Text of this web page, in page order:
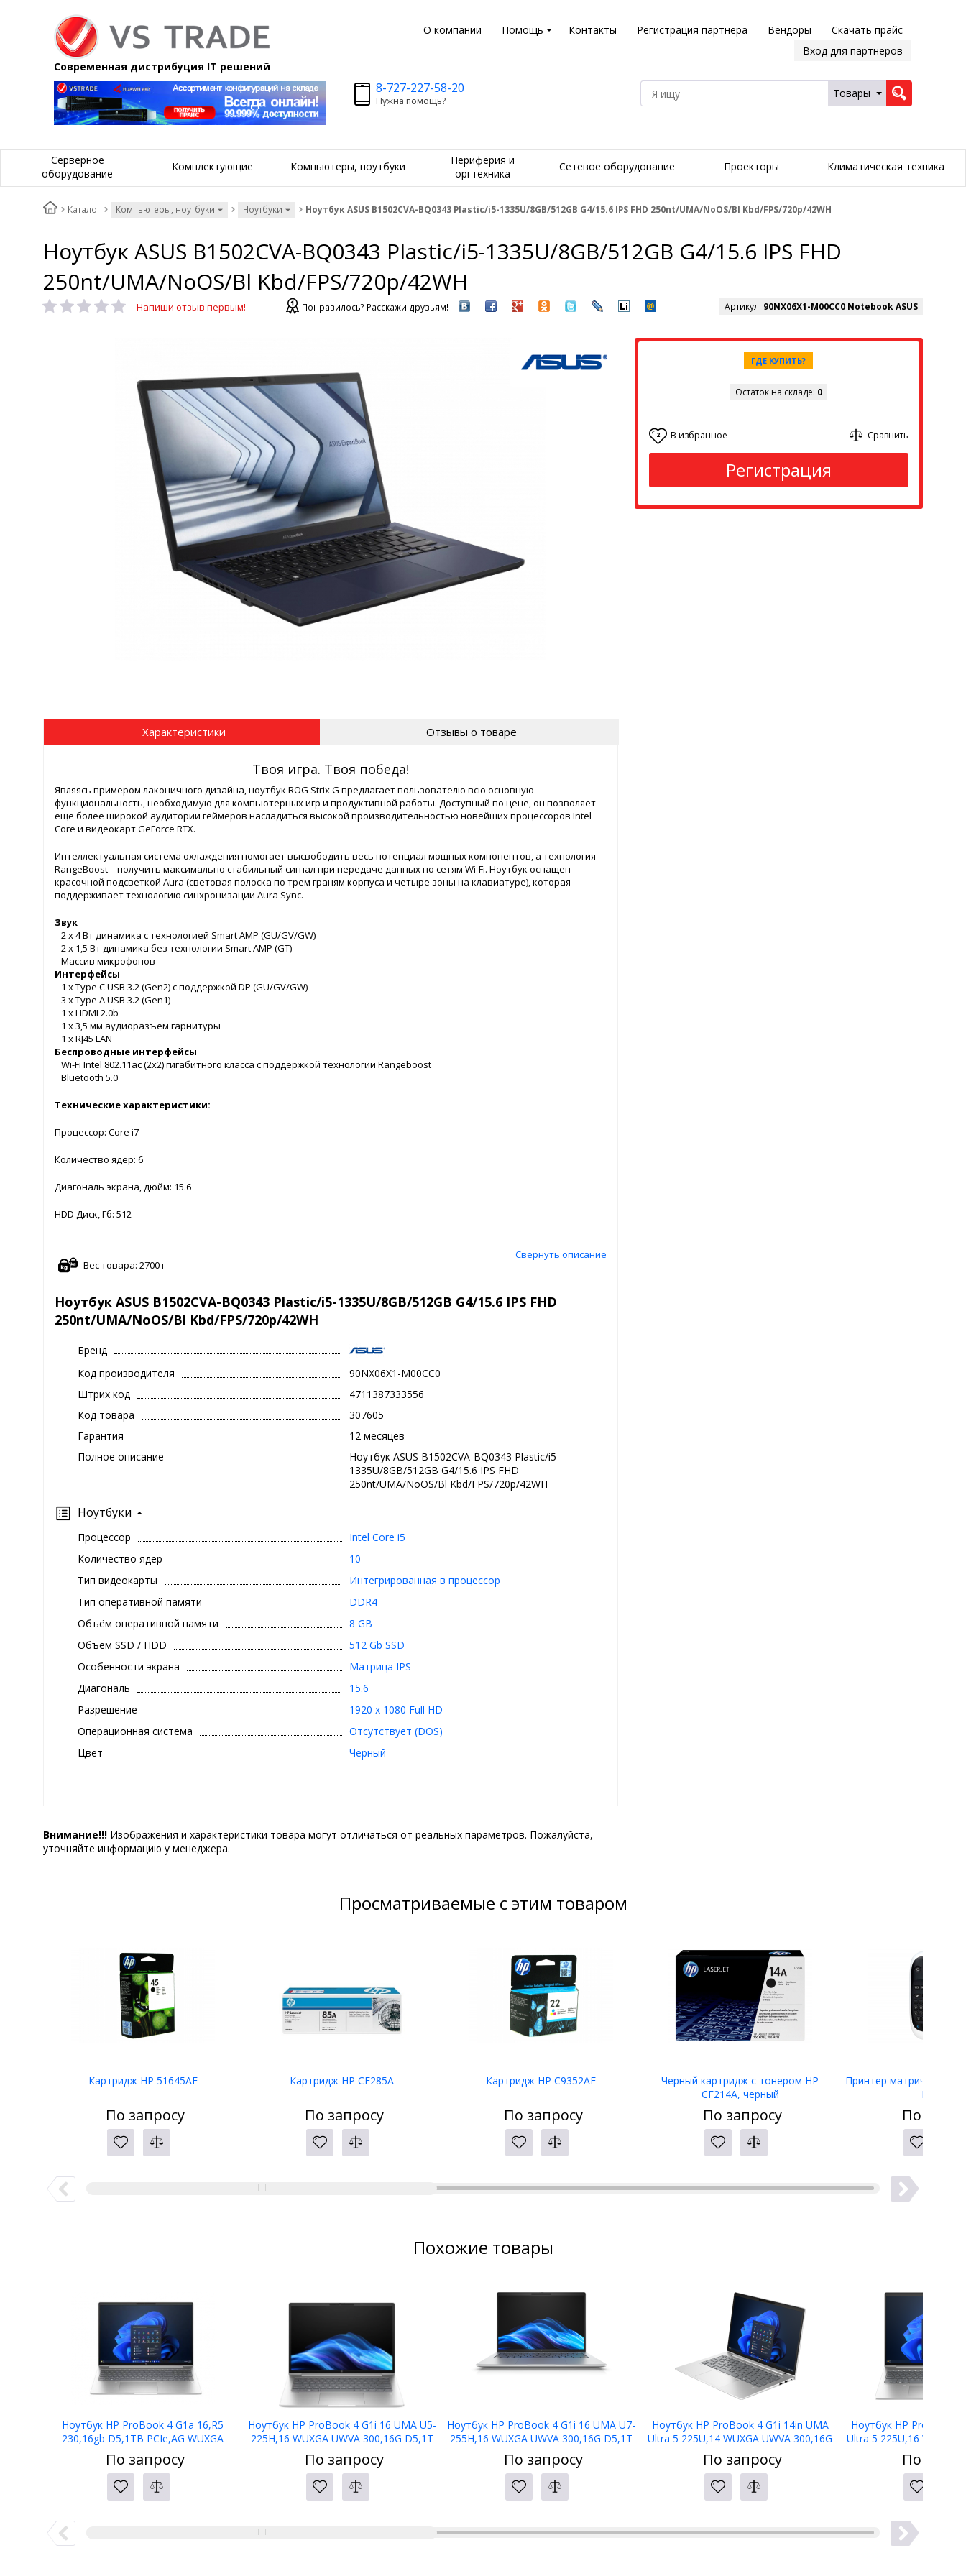
О компании Помощь Контакты Регистрация партнера Вендоры
Скачать прайс
Вход для партнеров
Современная дистрибуция IT решений
8-727-227-58-20
Нужна помощь?
Товары
Серверное
оборудование
Комплектующие Компьютеры, ноутбуки
Периферия и
оргтехника
Сетевое оборудование Проекторы Климатическая техника
Каталог Компьютеры, ноутбуки Ноутбуки Ноутбук ASUS B1502CVA-BQ0343 Plastic/i5-1335U/8GB/512GB G4/15.6 IPS FHD 250nt/UMA/NoOS/Bl Kbd/FPS/720p/42WH
Ноутбук ASUS B1502CVA-BQ0343 Plastic/i5-1335U/8GB/512GB G4/15.6 IPS FHD
250nt/UMA/NoOS/Bl Kbd/FPS/720p/42WH
Напиши отзыв первым! Понравилось? Расскажи друзьям! Артикул: 90NX06X1-M00CC0 Notebook ASUS
ГДЕ КУПИТЬ?
Остаток на складе: 0
2 В избранное Сравнить
Регистрация
Характеристики Отзывы о товаре
Твоя игра. Твоя победа!
Являясь примером лаконичного дизайна, ноутбук ROG Strix G предлагает пользователю всю основную
функциональность, необходимую для компьютерных игр и продуктивной работы. Доступный по цене, он позволяет
еще более широкой аудитории геймеров насладиться высокой производительностью новейших процессоров Intel
Core и видеокарт GeForce RTX.
Интеллектуальная система охлаждения помогает высвободить весь потенциал мощных компонентов, а технология
RangeBoost – получить максимально стабильный сигнал при передаче данных по сетям Wi-Fi. Ноутбук оснащен
красочной подсветкой Aura (световая полоска по трем граням корпуса и четыре зоны на клавиатуре), которая
поддерживает технологию синхронизации Aura Sync.
Звук
2 х 4 Вт динамика с технологией Smart AMP (GU/GV/GW)
2 х 1,5 Вт динамика без технологии Smart AMP (GT)
Массив микрофонов
Интерфейсы
1 x Type C USB 3.2 (Gen2) с поддержкой DP (GU/GV/GW)
3 x Type A USB 3.2 (Gen1)
1 x HDMI 2.0b
1 x 3,5 мм аудиоразъем гарнитуры
1 x RJ45 LAN
Беспроводные интерфейсы
Wi-Fi Intel 802.11ac (2x2) гигабитного класса с поддержкой технологии Rangeboost
Bluetooth 5.0
Технические характеристики:
Процессор: Core i7
Количество ядер: 6
Диагональ экрана, дюйм: 15.6
HDD Диск, Гб: 512
Свернуть описание
Вес товара: 2700 г
Ноутбук ASUS B1502CVA-BQ0343 Plastic/i5-1335U/8GB/512GB G4/15.6 IPS FHD
250nt/UMA/NoOS/Bl Kbd/FPS/720p/42WH
Бренд
Код производителя
90NX06X1-M00CC0
Штрих код
4711387333556
Код товара
307605
Гарантия
12 месяцев
Полное описание
Ноутбук ASUS B1502CVA-BQ0343 Plastic/i5-
1335U/8GB/512GB G4/15.6 IPS FHD
250nt/UMA/NoOS/Bl Kbd/FPS/720p/42WH
Ноутбуки
Процессор
Intel Core i5
Количество ядер
10
Тип видеокарты
Интегрированная в процессор
Тип оперативной памяти
DDR4
Объём оперативной памяти
8 GB
Объем SSD / HDD
512 Gb SSD
Особенности экрана
Матрица IPS
Диагональ
15.6
Разрешение
1920 x 1080 Full HD
Операционная система
Отсутствует (DOS)
Цвет
Черный
Внимание!!! Изображения и характеристики товара могут отличаться от реальных параметров. Пожалуйста,
уточняйте информацию у менеджера.
Просматриваемые с этим товаром
Картридж HP 51645AE
По запросу
Картридж HP CE285A
По запросу
Картридж HP C9352AE
По запросу
Черный картридж с тонером HP
CF214A, черный
По запросу
Принтер матричный
LW-400
По
Похожие товары
Ноутбук HP ProBook 4 G1a 16,R5
230,16gb D5,1TB PCIe,AG WUXGA
300,5mp IR,W11P,1yw,kbd bl
По запросу
Ноутбук HP ProBook 4 G1i 16 UMA U5-
225H,16 WUXGA UWVA 300,16G D5,1T
PCIe,W11p6,1yw,5MP IR,Bl kbd
KZ,WiFi7+BT5.4
По запросу
Ноутбук HP ProBook 4 G1i 16 UMA U7-
255H,16 WUXGA UWVA 300,16G D5,1T
PCIe,W11p6,1yw,5MP IR,Bl kbd
KZ,WiFi7+BT5.4
По запросу
Ноутбук HP ProBook 4 G1i 14in UMA
Ultra 5 225U,14 WUXGA UWVA 300,16G
D5,512G PCIe,W11p64,3yw,5MP IR,Bl
kbd
По запросу
Ноутбук HP ProBook 4
Ultra 5 225U,16 WUXGA
D5,512G По